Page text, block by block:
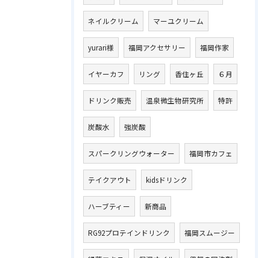
ネイルクリーム マーユクリーム
yurari様 福岡アクセサリー 福岡作家
イヤーカフ リング 香住ヶ丘 ６月
ドリンク販売 温泉微生物研究所 特許
炭酸水 強炭酸
スパークリングウォーター 福岡市カフェ
テイクアウト kidsドリンク
ハーブティー 新商品
RG92プロテインドリンク 福岡スムージー